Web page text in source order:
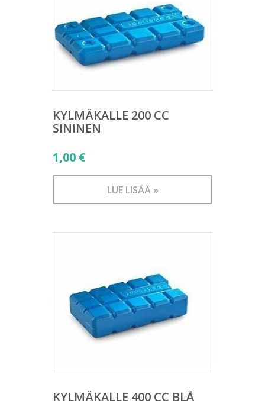
KYLMÄKALLE 200 CC
SININEN
1,00 €
LUE LISÄÄ »
KYLMÄKALLE 400 CC BLÅ